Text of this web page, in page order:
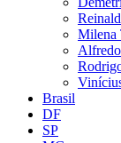
Milena
Brasil
DF
SP